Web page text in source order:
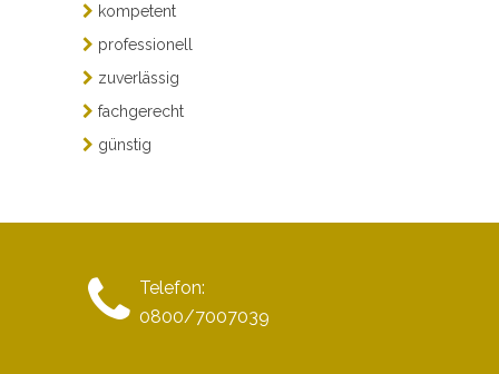
kompetent
professionell
zuverlässig
fachgerecht
günstig
Telefon:
0800/7007039